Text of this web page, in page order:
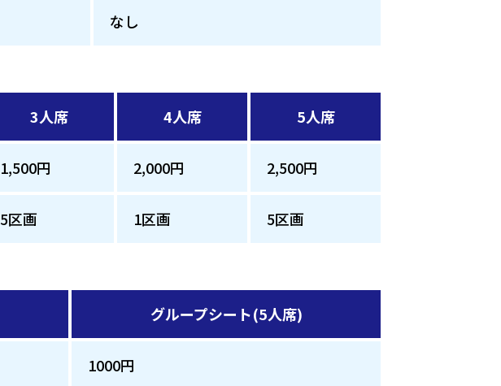
なし
3人席 4人席 5人席
1,500円 2,000円 2,500円
5区画 1区画 5区画
グループシート(5人席)
1000円